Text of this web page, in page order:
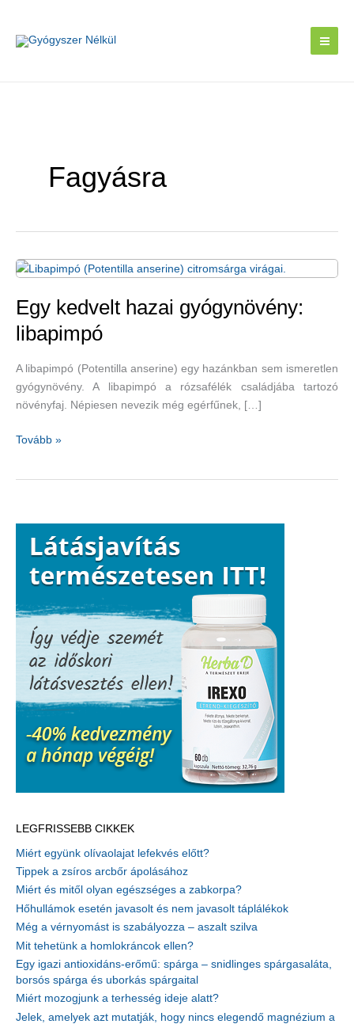
content
Fagyásra
Egy kedvelt hazai gyógynövény:
libapimpó
A libapimpó (Potentilla anserine) egy hazánkban sem ismeretlen
gyógynövény. A libapimpó a rózsafélék családjába tartozó
növényfaj. Népiesen nevezik még egérfűnek, […]
Egy
Tovább »
LEGFRISSEBB CIKKEK
Miért együnk olívaolajat lefekvés előtt?
Tippek a zsíros arcbőr ápolásához
Miért és mitől olyan egészséges a zabkorpa?
Hőhullámok esetén javasolt és nem javasolt táplálékok
Még a vérnyomást is szabályozza – aszalt szilva
Mit tehetünk a homlokráncok ellen?
Egy igazi antioxidáns-erőmű: spárga – snidlinges spárgasaláta,
borsós spárga és uborkás spárgaital
Miért mozogjunk a terhesség ideje alatt?
Jelek, amelyek azt mutatják, hogy nincs elegendő magnézium a